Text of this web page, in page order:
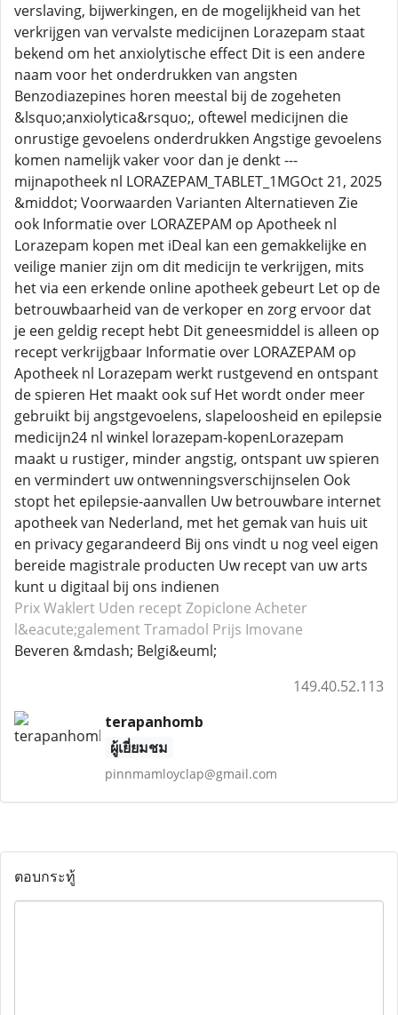
verslaving, bijwerkingen, en de mogelijkheid van het
verkrijgen van vervalste medicijnen Lorazepam staat
bekend om het anxiolytische effect Dit is een andere
naam voor het onderdrukken van angsten
Benzodiazepines horen meestal bij de zogeheten
&lsquo;anxiolytica&rsquo;, oftewel medicijnen die
onrustige gevoelens onderdrukken Angstige gevoelens
komen namelijk vaker voor dan je denkt ---
mijnapotheek nl LORAZEPAM_TABLET_1MGOct 21, 2025
&middot; Voorwaarden Varianten Alternatieven Zie
ook Informatie over LORAZEPAM op Apotheek nl
Lorazepam kopen met iDeal kan een gemakkelijke en
veilige manier zijn om dit medicijn te verkrijgen, mits
het via een erkende online apotheek gebeurt Let op de
betrouwbaarheid van de verkoper en zorg ervoor dat
je een geldig recept hebt Dit geneesmiddel is alleen op
recept verkrijgbaar Informatie over LORAZEPAM op
Apotheek nl Lorazepam werkt rustgevend en ontspant
de spieren Het maakt ook suf Het wordt onder meer
gebruikt bij angstgevoelens, slapeloosheid en epilepsie
medicijn24 nl winkel lorazepam-kopenLorazepam
maakt u rustiger, minder angstig, ontspant uw spieren
en vermindert uw ontwenningsverschijnselen Ook
stopt het epilepsie-aanvallen Uw betrouwbare internet
apotheek van Nederland, met het gemak van huis uit
en privacy gegarandeerd Bij ons vindt u nog veel eigen
bereide magistrale producten Uw recept van uw arts
kunt u digitaal bij ons indienen
Prix Waklert Uden recept Zopiclone Acheter
l&eacute;galement Tramadol Prijs Imovane
Beveren &mdash; Belgi&euml;
149.40.52.113
terapanhomb
ผู้เยี่ยมชม
pinnmamloyclap@gmail.com
ตอบกระทู้